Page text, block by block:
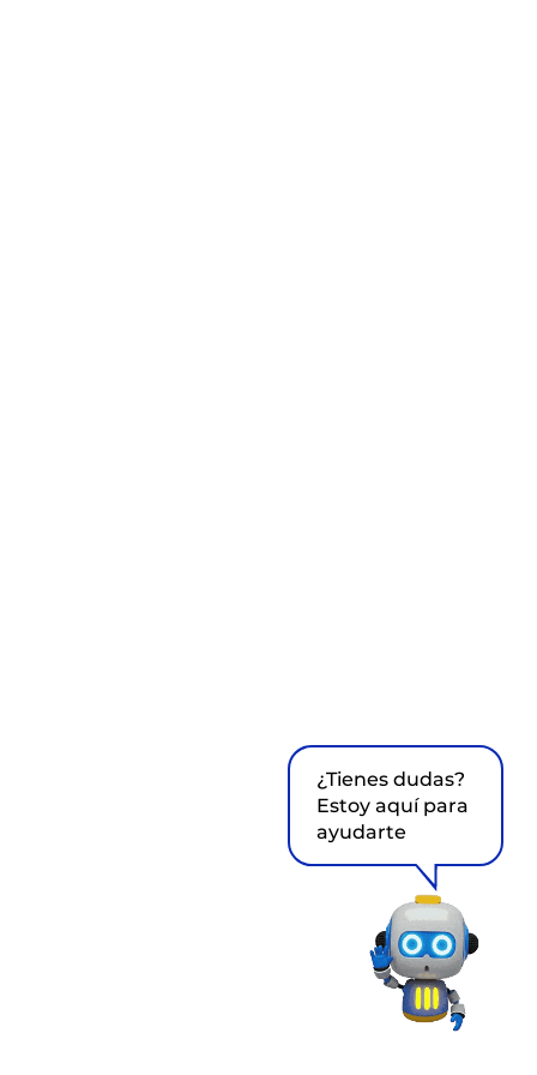
¿Tienes dudas?
Estoy aquí para
ayudarte